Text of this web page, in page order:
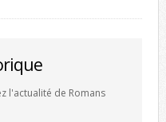
l'actualité de Romans